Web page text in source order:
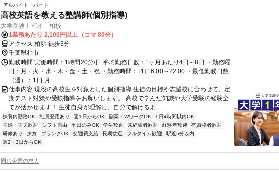
アルバイト・パート
高校英語を教える塾講師(個別指導)
大学受験ナビオ 柏校
1業務あたり 2,100円以上（コマ 80分）
アクセス 柏駅 徒歩3分
千葉県柏市
勤務時間 実働時間：1時間20分/日 平均勤務日数：1ヶ月あたり4日～8日 ・勤務曜
日：月・火・水・木・金・土・祝 ・勤務時間： [1] 16:00～22:00 ・最低勤務日数
（週）：1日 月...
仕事内容 現役の高校生を対象とした個別指導 生徒の目標や志望校に合わせて、定
期テスト対策や受験指導をお願いします。 高校で学んだ知識や大学受験の経験全
てが活かせます！ 生徒自身が理解し、自分で解けるよ...
扶養内勤務OK 社員登用あり 週1日からOK 副業・WワークOK
1日4時間以内OK
主婦・主夫歓迎
シフト自由 平日のみOK 学生歓迎 未経験者歓迎 経験者歓迎
有資格者歓迎
研修あり
夕方 ブランクOK 交通費支給 長期歓迎 フルタイム歓迎
駅近5分以内
週2・3日からOK
同じ企業の求人